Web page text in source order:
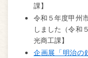
課】
令和５年度甲州
しました（令和
光商工課】
企画展「明治